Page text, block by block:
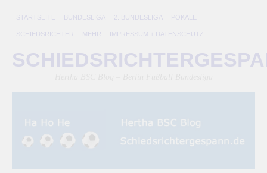
STARTSEITE BUNDESLIGA 2. BUNDESLIGA POKALE
SCHIEDSRICHTER MEHR IMPRESSUM + DATENSCHUTZ